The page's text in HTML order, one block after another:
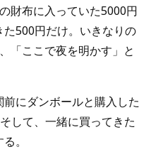
財布に入っていた5000円
500円だけ。いきなりの
「ここで夜を明かす」と
にダンボールと購入した
して、一緒に買ってきた
。